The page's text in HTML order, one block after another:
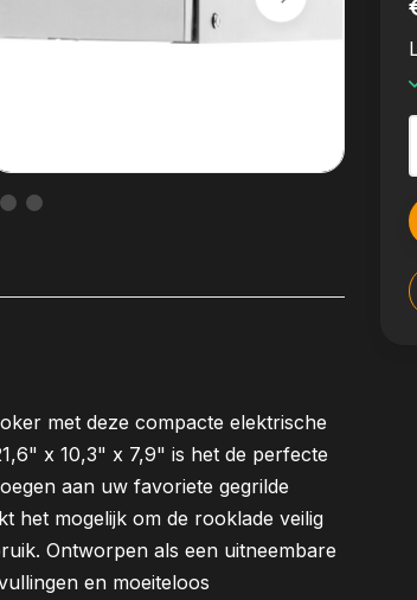
met deze compacte elektrische
x 10,3" x 7,9" is het de perfecte
aan uw favoriete gegrilde
het mogelijk om de rooklade veilig
Ontworpen als een uitneembare
en moeiteloos